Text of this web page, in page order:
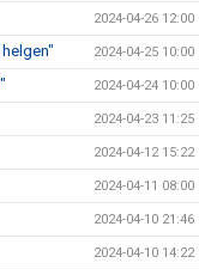
2024-04-26 12:00
2024-04-25 10:00
2024-04-24 10:00
2024-04-23 11:25
2024-04-12 15:22
2024-04-11 08:00
2024-04-10 21:46
2024-04-10 14:22